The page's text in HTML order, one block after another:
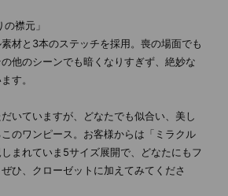
襟元」
材と3本のステッチを採用。喪の場面でも
他のシーンでも暗くなりすぎず、絶妙な
す。
いていますが、どなたでも似合い、美し
のワンピース。お客様からは「ミラクル
まれていま5サイズ展開で、どなたにもフ
ひ、クローゼットに加えてみてくださ